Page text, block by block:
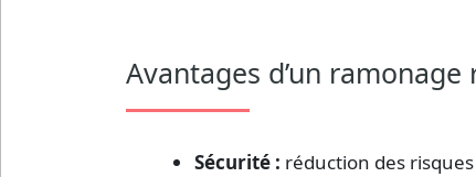
Avantages d’un ramonage
Sécurité : réduction des